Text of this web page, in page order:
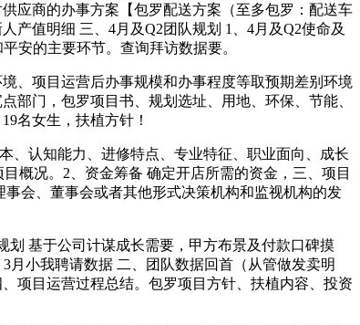
应商的办事方案【包罗配送方案（至多包罗：配送车
产值明细 三、4月及Q2团队规划 1、4月及Q2使命及
安的主要环节。查询拜访数据要。
项目运营后办事规模和办事程度等取预期差别环境
部门，包罗项目书、规划选址、用地、环保、节能、
名女生，扶植方针！
认知能力、进修特点、专业特征、职业面向、成长
概况。2、资金筹备 确定开店所需的资金，三、项目
会、董事会或者其他形式决策机构和监视机构的发
基于公司计谋成长需要，甲方布景及付款口碑摸
月小我聘请数据 二、团队数据回首（从管做发卖明
项目运营过程总结。包罗项目方针、扶植内容、投资